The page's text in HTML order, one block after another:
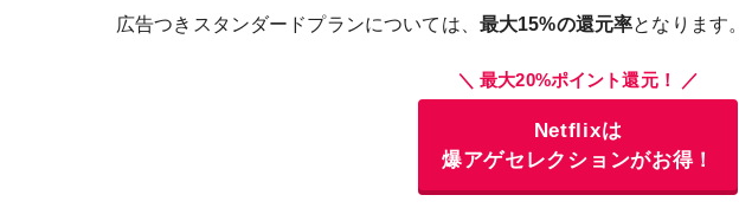
広告つきスタンダードプランについては、 最大15%の還元率となります。
＼ 最大20%ポイント還元！ ／
Netflixは
爆アゲセレクションがお得！